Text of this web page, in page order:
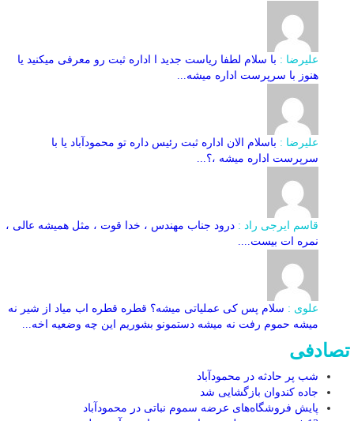
علیرضا : با سلام لطفا ریاست جدید ا اداره ثبت‌ رو معرفی میکنید یا
هنوز با سرپرست اداره‌ میشه...
علیرضا : باسلام الان اداره ثبت رئیس داره تو محمودآباد یا با
سرپرست اداره میشه ،؟...
قاسم ایرجی راد : درود جناب مهندس ، خدا قوت ، مثل همیشه عالی ،
نمره ات بیست....
علوی : سلام پس کی عملیاتی میشه؟ قطره قطره اب میاد از شیر نه
میشه حموم رفت نه میشه دستمونو بشوریم این چه وضعیه اخه...
تصادفی
شب پر حادثه در محمودآباد
جاده کندوان بازگشایی شد
پایش فروشگاه‌های عرضه سموم نباتی در محمودآباد